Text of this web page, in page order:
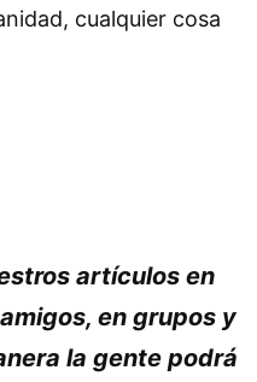
cualquier cosa
artículos en
en grupos y
la gente podrá